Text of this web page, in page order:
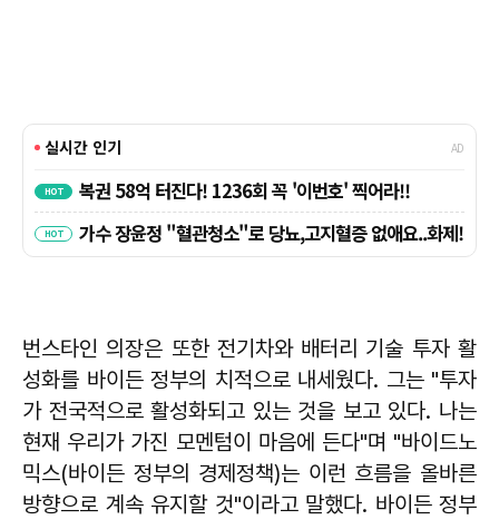
번스타인 의장은 또한 전기차와 배터리 기술 투자 활
성화를 바이든 정부의 치적으로 내세웠다. 그는 "투자
가 전국적으로 활성화되고 있는 것을 보고 있다. 나는
현재 우리가 가진 모멘텀이 마음에 든다"며 "바이드노
믹스(바이든 정부의 경제정책)는 이런 흐름을 올바른
방향으로 계속 유지할 것"이라고 말했다. 바이든 정부